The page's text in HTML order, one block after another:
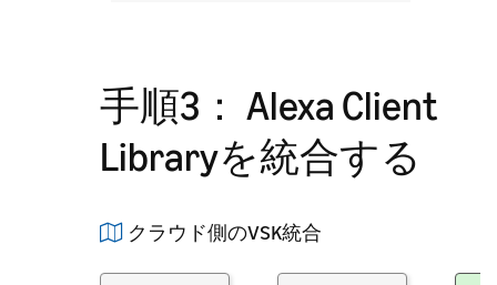
手順3： Alexa Client
Libraryを統合する
クラウド側のVSK統合